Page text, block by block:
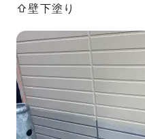
⇧壁下塗り